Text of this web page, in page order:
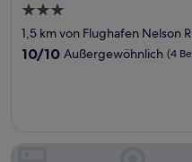
3.0-
Sterne-
Unterkunft
1,5 km von Flughafen Nelson
10.0
10/10 Außergewöhnlich (4
Rio das Pedras Thermas